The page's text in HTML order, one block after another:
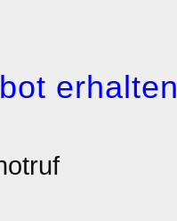
erhalten